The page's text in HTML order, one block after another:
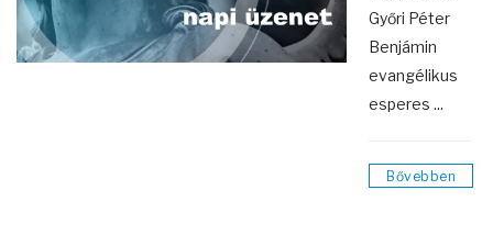
Győri Péter
Benjámin
evangélikus
esperes ...
Bővebben